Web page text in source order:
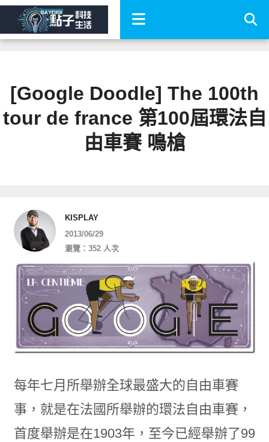
[Google Doodle] The 100th
tour de france 第100屆環法自
由車賽 鳴槍
KISPLAY
2013/06/29
瀏覽：352 人次
每年七月所舉辦全球最盛大的自由車賽
事，就是在法國所舉辦的環法自由車賽，
首度舉辦是在1903年，至今已經舉辦了99